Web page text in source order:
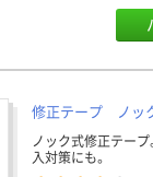
修正テープ ノッ
ノック式修正テープ
入対策にも。